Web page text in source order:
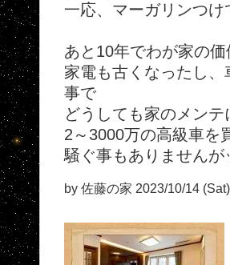
一応、マーガリンつ
あと10年でわが家の
家電も古くなったし
事で
どうしても家のメン
2～3000万の高級車を
騒ぐ事もありませんが
by 佐藤の家 2023/10/14